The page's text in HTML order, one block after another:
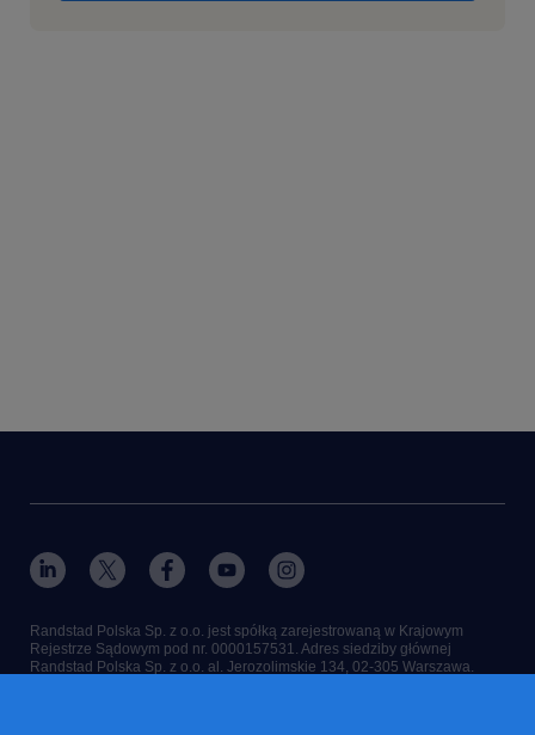
Randstad Polska Sp. z o.o. jest spółką zarejestrowaną w Krajowym
Rejestrze Sądowym pod nr. 0000157531. Adres siedziby głównej
Randstad Polska Sp. z o.o. al. Jerozolimskie 134, 02-305 Warszawa.